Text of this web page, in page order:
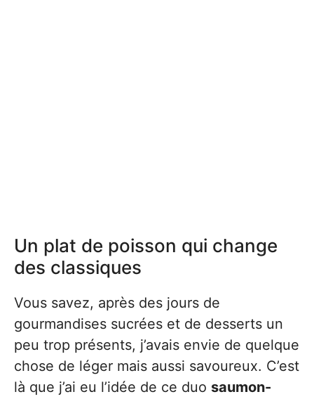
Un plat de poisson qui change
des classiques
Vous savez, après des jours de
gourmandises sucrées et de desserts un
peu trop présents, j’avais envie de quelque
chose de léger mais aussi savoureux. C’est
là que j’ai eu l’idée de ce duo saumon-